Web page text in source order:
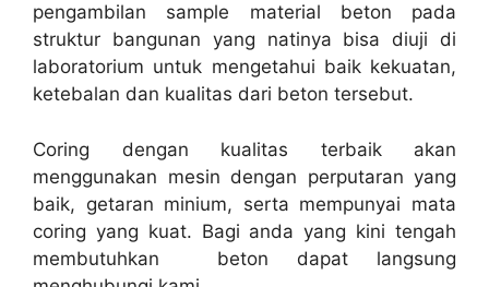
pengambilan sample material beton pada
struktur bangunan yang natinya bisa diuji di
laboratorium untuk mengetahui baik kekuatan,
ketebalan dan kualitas dari beton tersebut.
Coring dengan kualitas terbaik akan
menggunakan mesin dengan perputaran yang
baik, getaran minium, serta mempunyai mata
coring yang kuat. Bagi anda yang kini tengah
membutuhkan beton dapat langsung